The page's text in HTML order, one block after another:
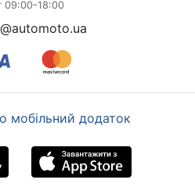
09:00-18:00
мобільний додаток